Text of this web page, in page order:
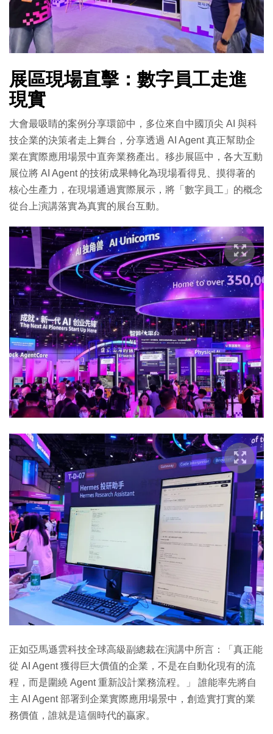
展區現場直擊：數字員工走進
現實
大會最吸睛的案例分享環節中，多位來自中國頂尖 AI 與科
技企業的決策者走上舞台，分享透過 AI Agent 真正幫助企
業在實際應用場景中直奔業務產出。移步展區中，各大互動
展位將 AI Agent 的技術成果轉化為現場看得見、摸得著的
核心生產力，在現場通過實際展示，將「數字員工」的概念
從台上演講落實為真實的展台互動。
正如亞馬遜雲科技全球高級副總裁在演講中所言：「真正能
從 AI Agent 獲得巨大價值的企業，不是在自動化現有的流
程，而是圍繞 Agent 重新設計業務流程。」 誰能率先將自
主 AI Agent 部署到企業實際應用場景中，創造實打實的業
務價值，誰就是這個時代的贏家。